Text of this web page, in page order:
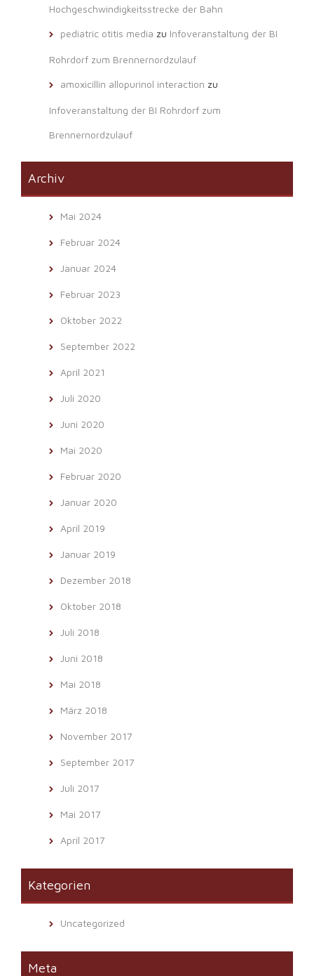
Hochgeschwindigkeitsstrecke der Bahn
pediatric otitis media zu Infoveranstaltung der BI
Rohrdorf zum Brennernordzulauf
amoxicillin allopurinol interaction zu
Infoveranstaltung der BI Rohrdorf zum
Brennernordzulauf
Archiv
Mai 2024
Februar 2024
Januar 2024
Februar 2023
Oktober 2022
September 2022
April 2021
Juli 2020
Juni 2020
Mai 2020
Februar 2020
Januar 2020
April 2019
Januar 2019
Dezember 2018
Oktober 2018
Juli 2018
Juni 2018
Mai 2018
März 2018
November 2017
September 2017
Juli 2017
Mai 2017
April 2017
Kategorien
Uncategorized
Meta